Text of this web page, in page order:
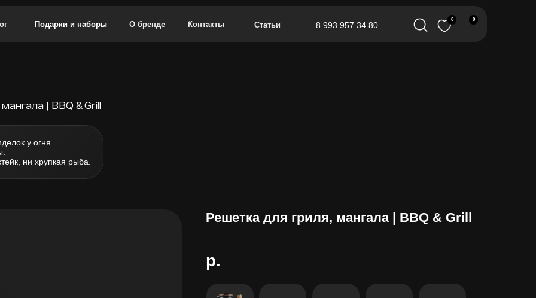
8 993 957 34 80
0
0
Статьи
Контакты
О бренде
Подарки и наборы
| BBQ & Grill
у огня.
ни хрупкая рыба.
р.
Решетка для гриля, мангала | BBQ & Grill